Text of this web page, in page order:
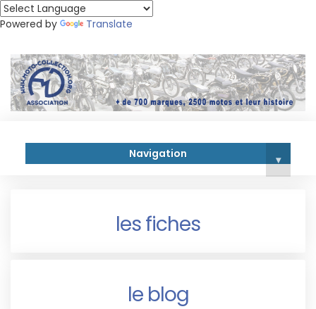
Powered by Translate
Navigation ▾
les fiches
le blog